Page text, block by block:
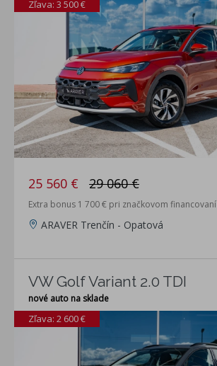
Zľava: 3 500 €
25 560 € 29 060 €
Extra bonus 1 700 € pri značkovom financovaní
ARAVER Trenčín - Opatová
VW Golf Variant 2.0 TDI
nové auto na sklade
Zľava: 2 600 €